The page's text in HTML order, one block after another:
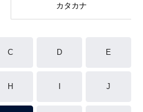
カタカナ
C D E
H J